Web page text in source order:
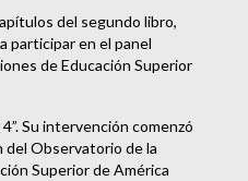
del segundo libro,
participar en el panel
de Educación Superior
Su intervención comenzó
del Observatorio de la
Superior de América